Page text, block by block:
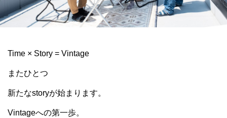
Time × Story = Vintage
またひとつ
新たなstoryが始まります。
Vintageへの第一歩。